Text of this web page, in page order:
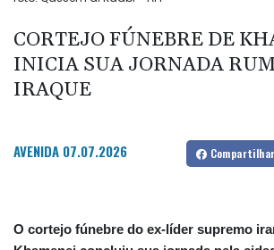
CORTEJO FÚNEBRE DE
INICIA SUA JORNADA
IRAQUE
AVENIDA 07.07.2026 Compartilhar
O cortejo fúnebre do ex-líder supremo